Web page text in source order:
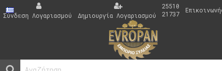
Σύνδεση Λογαριασμού Δημιουργία Λογαριασμού
25510
21737